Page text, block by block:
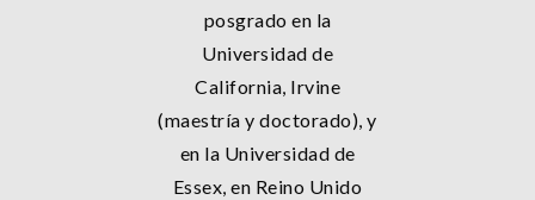
posgrado en la
Universidad de
California, Irvine
(maestría y doctorado), y
en la Universidad de
Essex, en Reino Unido